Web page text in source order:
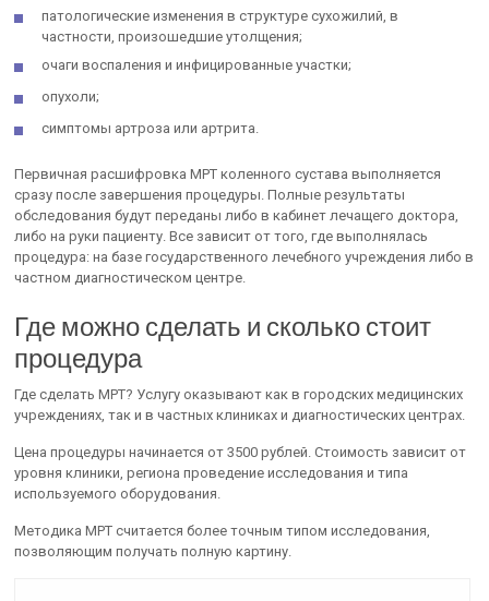
патологические изменения в структуре сухожилий, в
частности, произошедшие утолщения;
очаги воспаления и инфицированные участки;
опухоли;
симптомы артроза или артрита.
Первичная расшифровка МРТ коленного сустава выполняется
сразу после завершения процедуры. Полные результаты
обследования будут переданы либо в кабинет лечащего доктора,
либо на руки пациенту. Все зависит от того, где выполнялась
процедура: на базе государственного лечебного учреждения либо в
частном диагностическом центре.
Где можно сделать и сколько стоит
процедура
Где сделать МРТ? Услугу оказывают как в городских медицинских
учреждениях, так и в частных клиниках и диагностических центрах.
Цена процедуры начинается от 3500 рублей. Стоимость зависит от
уровня клиники, региона проведение исследования и типа
используемого оборудования.
Методика МРТ считается более точным типом исследования,
позволяющим получать полную картину.